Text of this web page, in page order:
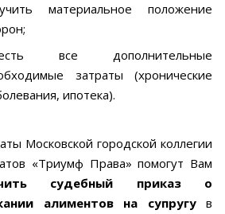
материальное положение
все дополнительные
затраты (хронические
ипотека).
Московской городской коллегии
«Триумф Права» помогут Вам
судебный приказ о
алиментов на супругув